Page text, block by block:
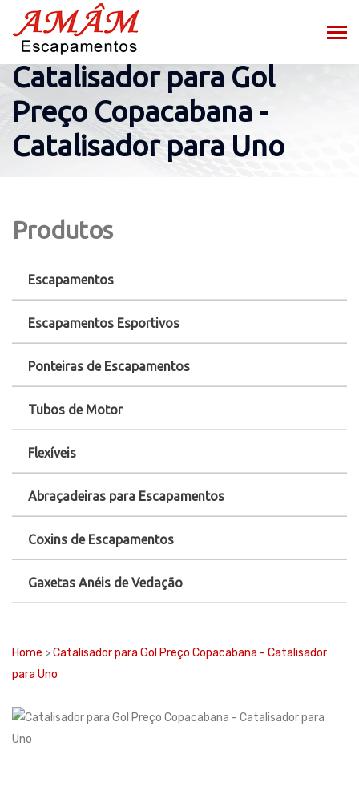
Catalisador para Gol
Preço Copacabana -
Catalisador para Uno
Produtos
Escapamentos
Escapamentos Esportivos
Ponteiras de Escapamentos
Tubos de Motor
Flexíveis
Abraçadeiras para Escapamentos
Coxins de Escapamentos
Gaxetas Anéis de Vedação
Home >Catalisador para Gol Preço Copacabana - Catalisador
para Uno